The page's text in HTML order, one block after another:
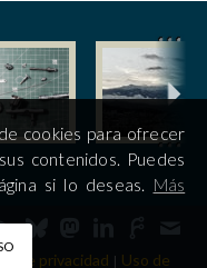
de privacidad Uso de
cookies para ofrecer
contenidos. Puedes
si lo deseas. Más